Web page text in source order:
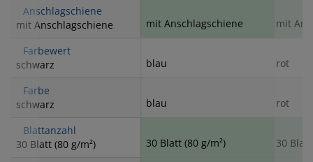
Anschlagschiene
mit Anschlagschiene
mit Anschlagschiene mit
Farbewert
schwarz
blau rot
Farbe
schwarz
blau rot
Blattanzahl
30 Blatt (80 g/m²)
30 Blatt (80 g/m²) 30